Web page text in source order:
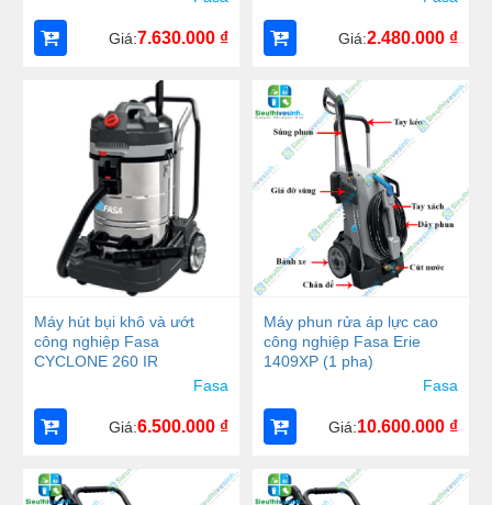
Giá:7.630.000 ₫ Giá:2.480.000 ₫
Máy hút bụi khô và ướt
công nghiệp Fasa
CYCLONE 260 IR
Fasa
Giá:6.500.000 ₫
Máy phun rửa áp lực cao
công nghiệp Fasa Erie
1409XP (1 pha)
Fasa
Giá:10.600.000 ₫